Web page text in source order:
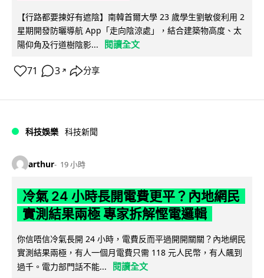
【行路都要揀好有遮陰】南韓首爾大學 23 歲學生劉敏俊利用 2
星期開發防曬導航 App「走向陰涼處」，結合建築物高度、太
陽仰角及行道樹陰影...
閱讀全文
71 3 ↗ 分享
科技娛樂 科技新聞
arthur 19 小時
冷氣 24 小時長開電費更平？內地網民
實測結果兩極 專家拆解慳電邏輯
你信唔信冷氣長開 24 小時，電費反而平過開開關關？內地網民
實測結果兩極，有人一個月電費只需 118 元人民幣，有人飆到
過千。電力部門話不能...
閱讀全文